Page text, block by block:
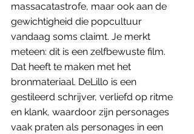
massacatastrofe, maar ook aan de
gewichtigheid die popcultuur
vandaag soms claimt. Je merkt
meteen: dit is een zelfbewuste film.
Dat heeft te maken met het
bronmateriaal. DeLillo is een
gestileerd schrijver, verliefd op ritme
en klank, waardoor zijn personages
vaak praten als personages in een